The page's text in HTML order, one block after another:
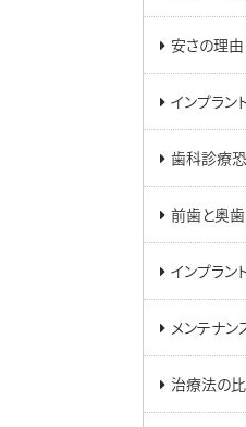
安さの理由
インプラン
歯科診療
前歯と奥
インプラン
メンテナン
治療法の